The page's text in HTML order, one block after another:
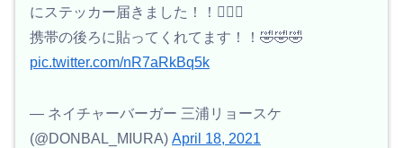
にステッカー届きました！！🙆🏻‍♂️
携帯の後ろに貼ってくれてます！！🤣🤣🤣
pic.twitter.com/nR7aRkBq5k
— ネイチャーバーガー 三浦リョースケ
(@DONBAL_MIURA) April 18, 2021